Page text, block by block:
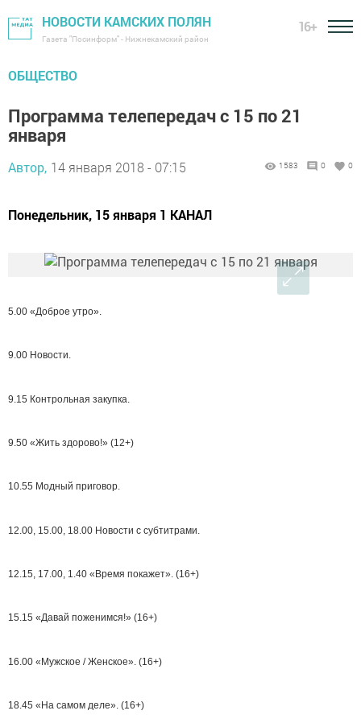
НОВОСТИ КАМСКИХ ПОЛЯН
Газета "Посинформ" - Нижнекамский район
16+
ОБЩЕСТВО
Программа телепередач с 15 по 21
января
Автор, 14 января 2018 - 07:15 1583 0 0
Понедельник, 15 января 1 КАНАЛ
5.00 «Доброе утро».
9.00 Новости.
9.15 Контрольная закупка.
9.50 «Жить здорово!» (12+)
10.55 Модный приговор.
12.00, 15.00, 18.00 Новости с субтитрами.
12.15, 17.00, 1.40 «Время покажет». (16+)
15.15 «Давай поженимся!» (16+)
16.00 «Мужское / Женское». (16+)
18.45 «На самом деле». (16+)